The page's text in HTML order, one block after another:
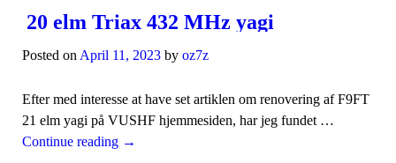
20 elm Triax 432 MHz yagi
Posted on April 11, 2023 by oz7z
Efter med interesse at have set artiklen om renovering af F9FT
21 elm yagi på VUSHF hjemmesiden, har jeg fundet …
Continue reading →